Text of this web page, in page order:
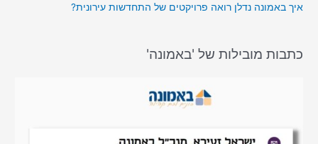
איך באמונה נדלן רואה פרויקטים של התחדשות עירונית?
כתבות מובילות של 'באמונה'